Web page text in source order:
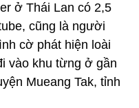
ở Thái Lan có 2,5
cũng là người
cờ phát hiện loài
vào khu từng ở gần
Mueang Tak, tỉnh